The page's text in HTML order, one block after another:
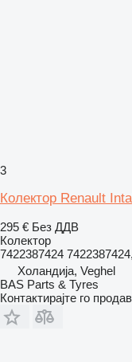
3
Колектор Renault
295 € Без ДДВ
Колектор
7422387424
Холандија, Veghel
BAS Parts & Tyres
Контактирајте го